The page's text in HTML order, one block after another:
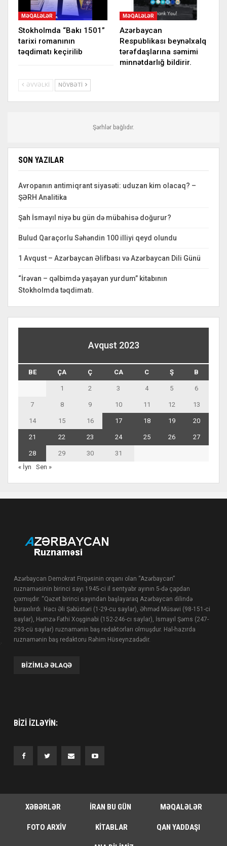
MƏQALƏLƏR
Stokholmda “Bakı 1501”
tarixi romanının
təqdimatı keçirilib
MƏQALƏLƏR
Azərbaycan
Respublikası beynəlxalq
tərəfdaşlarına səmimi
minnətdarlığ bildirir.
ƏVVƏLKI NÖVBƏTI
Şərhlər bağlıdır.
SON YAZILAR
Avropanın antimiqrant siyasəti: uduzan kim olacaq? –
ŞƏRH Analitika
Şah İsmayıl niyə bu gün də mübahisə doğurur?
Bulud Qaraçorlu Səhəndin 100 illiyi qeyd olundu
1 Avqust – Azərbaycan Əlifbası və Azərbaycan Dili Günü
“İrəvan – qəlbimdə yaşayan yurdum” kitabının
Stokholmda təqdimatı.
Avqust 2023
BE ÇA Ç CA C Ş B
1 2 3 4 5 6
7 8 9 10 11 12 13
14 15 16 17 18 19 20
21 22 23 24 25 26 27
28 29 30
31
« İyn
Sen »
Azərbaycan Demokrat Firqəsinin orqanı olan “Azərbaycan”
ruznaməsinin birinci sayı 1945-ci il sentyabr ayının 5-də çapdan
çıxmışdır. “Qəzet birinci sayından başlayaraq Azərbaycan dilində
buraxılırdı. Hacı Əli Şəbüstəri (1-29-cu saylar), Əhməd Müsəvi (98-151-ci
saylar), Həmzə Fəthi Xoşginabi (152-246-cı saylar), İsmayıl Şəms (247-
293-cü saylar) ruznamənin baş redaktorları olmuşdur. Hal-hazırda
ruznamənin baş redaktoru Rəhim Hüseynzadədir.
BIZIMLƏ ƏLAQƏ
BIZI IZLƏYIN:
XƏBƏRLƏR İRAN BU GÜN MƏQALƏLƏR
FOTO ARXIV KITABLAR QAN YADDAŞI